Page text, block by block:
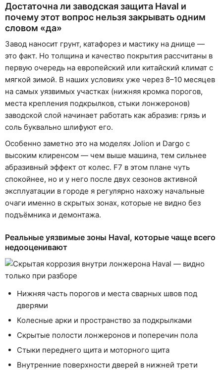
Достаточна ли заводская защита Haval и
почему этот вопрос нельзя закрывать одним
словом «да»
Завод наносит грунт, катафорез и мастику на днище —
это факт. Но толщина и качество покрытия рассчитаны в
первую очередь на европейский или китайский климат с
мягкой зимой. В наших условиях уже через 8–10 месяцев
на самых уязвимых участках (нижняя кромка порогов,
места крепления подкрылков, стыки лонжеронов)
заводской слой начинает работать как абразив: грязь и
соль буквально шлифуют его.
Особенно заметно это на моделях Jolion и Dargo с
высоким клиренсом — чем выше машина, тем сильнее
абразивный эффект от колес. F7 в этом плане чуть
спокойнее, но и у него после двух сезонов активной
эксплуатации в городе я регулярно нахожу начальные
очаги именно в скрытых зонах, которые не видно без
подъёмника и демонтажа.
Реальные уязвимые зоны Haval, которые чаще всего
недооценивают
Нижняя часть порогов и места сварных швов под
дверями
Колесные арки и пространство за подкрылками
Скрытые полости лонжеронов и поперечин пола
Стыки переднего щита и моторного щита
Внутренние поверхности дверей в нижней трети